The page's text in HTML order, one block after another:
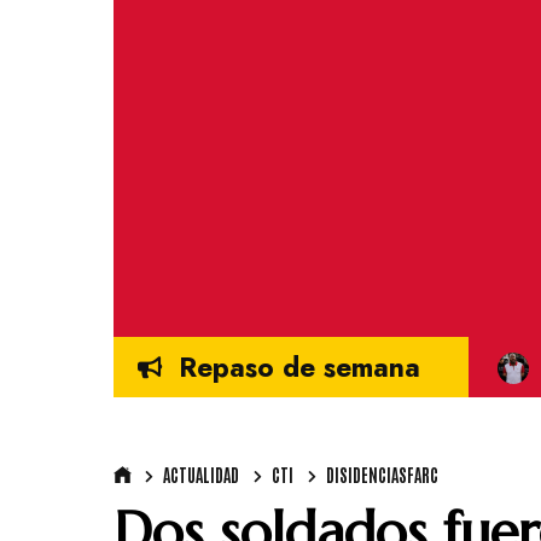
Repaso de semana
ACTUALIDAD CTI DISIDENCIASFARC